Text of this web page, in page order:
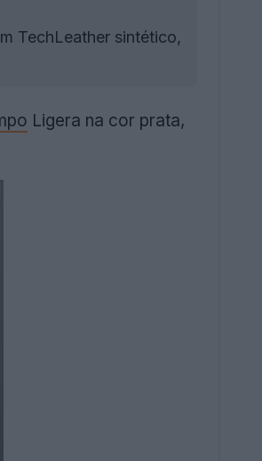
TechLeather sintético,
Ligera na cor prata,